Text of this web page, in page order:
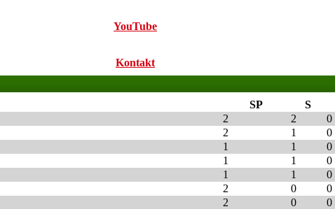
YouTube
Kontakt
SP S
2 2 0
2 1 0
1 1 0
1 1 0
1 1 0
2 0 0
2 0 0